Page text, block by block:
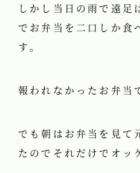
しかし当日の雨で遠足
でお弁当を二口しか食
す。
報われなかったお弁当
でも朝はお弁当を見て
たのでそれだけでオッ